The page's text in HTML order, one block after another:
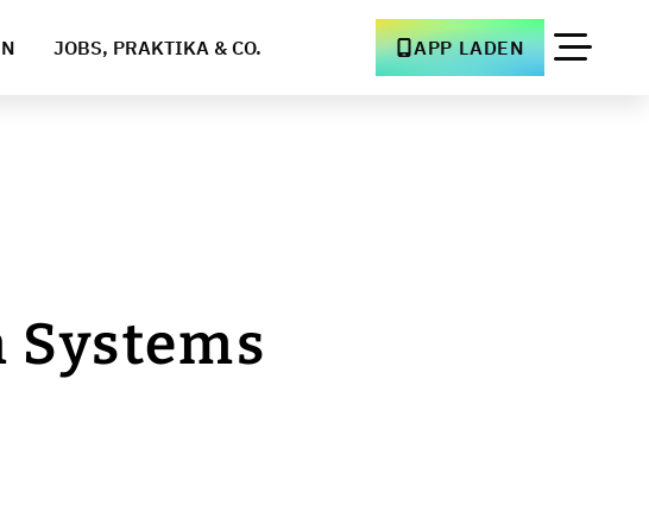
JOBS, PRAKTIKA & CO. APP LADEN